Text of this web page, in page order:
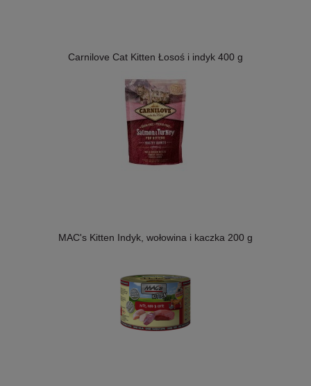
Carnilove Cat Kitten Łosoś i indyk 400 g
MAC's Kitten Indyk, wołowina i kaczka 200 g